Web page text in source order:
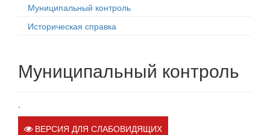
Муниципальный контроль
Историческая справка
Муниципальный контроль
.
ВЕРСИЯ ДЛЯ СЛАБОВИДЯЩИХ